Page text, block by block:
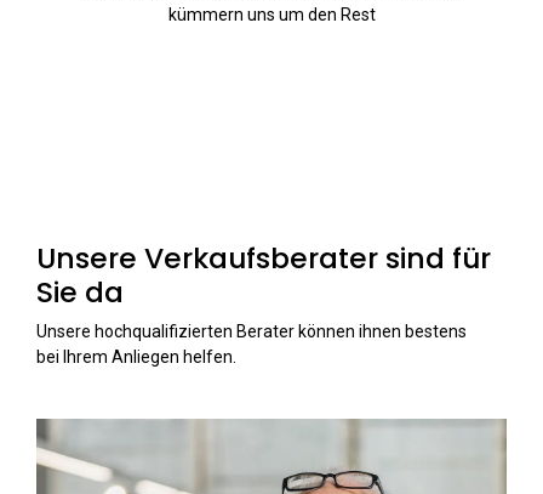
kümmern uns um den Rest
Unsere Verkaufsberater sind für
Sie da
Unsere hochqualifizierten Berater können ihnen bestens
bei Ihrem Anliegen helfen.